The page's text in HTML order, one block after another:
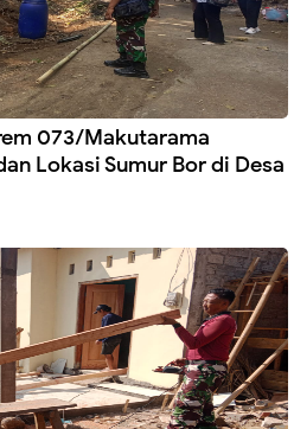
073/Makutarama
Lokasi Sumur Bor di Desa